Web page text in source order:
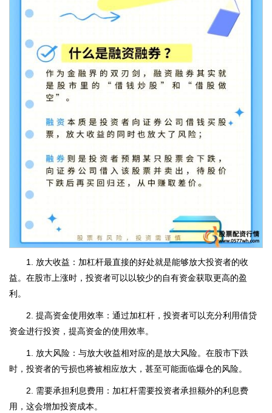
1. 放大收益：加杠杆最直接的好处就是能够放大投资者的收
益。在股市上涨时，投资者可以以较少的自有资金获取更高的盈
利。
2. 提高资金使用效率：通过加杠杆，投资者可以充分利用借贷
资金进行投资，提高资金的使用效率。
1. 放大风险：与放大收益相对应的是放大风险。在股市下跌
时，投资者的亏损也将被相应放大，甚至可能面临爆仓的风险。
2. 需要承担利息费用：加杠杆需要投资者承担额外的利息费
用，这会增加投资成本。